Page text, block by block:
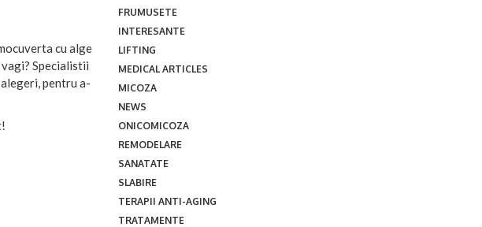
cu alge
Specialistii
pentru a-
FRUMUSETE
INTERESANTE
LIFTING
MEDICAL ARTICLES
MICOZA
NEWS
ONICOMICOZA
REMODELARE
SANATATE
SLABIRE
TERAPII ANTI-AGING
TRATAMENTE